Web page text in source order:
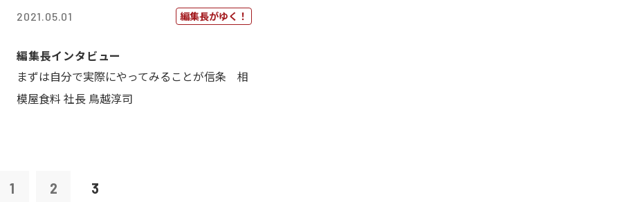
2021.05.01 編集長がゆく！
編集長インタビュー
まずは自分で実際にやってみることが信条 相
模屋食料 社長 鳥越淳司
1 2 3